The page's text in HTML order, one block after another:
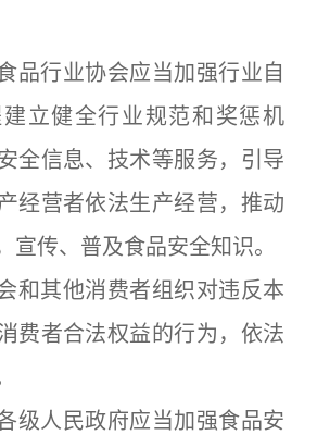
行业协会应当加强行业自
立健全行业规范和奖惩机
全信息、技术等服务，引导
经营者依法生产经营，推动
宣传、普及食品安全知识。
其他消费者组织对违反本
费者合法权益的行为，依法
人民政府应当加强食品安